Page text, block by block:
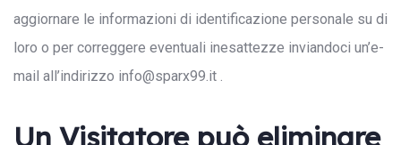
aggiornare le informazioni di identificazione personale su di
loro o per correggere eventuali inesattezze inviandoci un’e-
mail all’indirizzo info@sparx99.it .
Un Visitatore può eliminare